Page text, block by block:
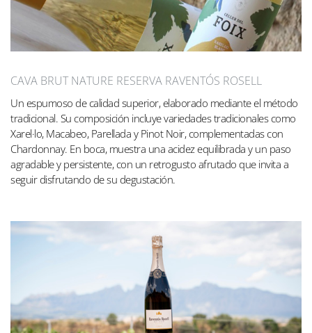
CAVA BRUT NATURE RESERVA RAVENTÓS ROSELL
Un espumoso de calidad superior, elaborado mediante el método
tradicional. Su composición incluye variedades tradicionales como
Xarel·lo, Macabeo, Parellada y Pinot Noir, complementadas con
Chardonnay. En boca, muestra una acidez equilibrada y un paso
agradable y persistente, con un retrogusto afrutado que invita a
seguir disfrutando de su degustación.